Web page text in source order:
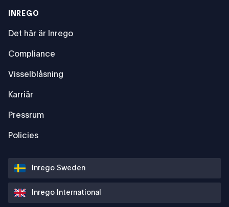
INREGO
Det här är Inrego
Compliance
Visselblåsning
Karriär
Pressrum
Policies
Inrego Sweden
Inrego International